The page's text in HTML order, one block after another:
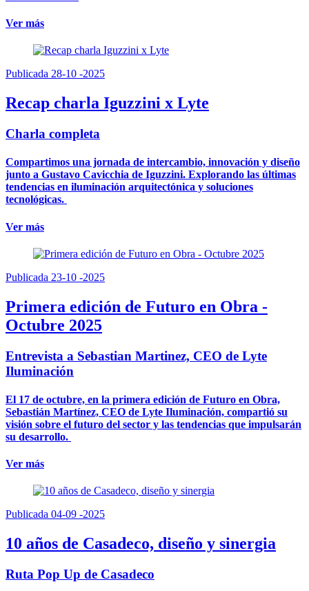
Ver más
Publicada 28-10 -2025
Recap charla Iguzzini x Lyte
Charla completa
Compartimos una jornada de intercambio, innovación y diseño
junto a Gustavo Cavicchia de Iguzzini. Explorando las últimas
tendencias en iluminación arquitectónica y soluciones
tecnológicas.
Ver más
Publicada 23-10 -2025
Primera edición de Futuro en Obra -
Octubre 2025
Entrevista a Sebastian Martinez, CEO de Lyte
Iluminación
El 17 de octubre, en la primera edición de Futuro en Obra,
Sebastián Martínez, CEO de Lyte Iluminación, compartió su
visión sobre el futuro del sector y las tendencias que impulsarán
su desarrollo.
Ver más
Publicada 04-09 -2025
10 años de Casadeco, diseño y sinergia
Ruta Pop Up de Casadeco